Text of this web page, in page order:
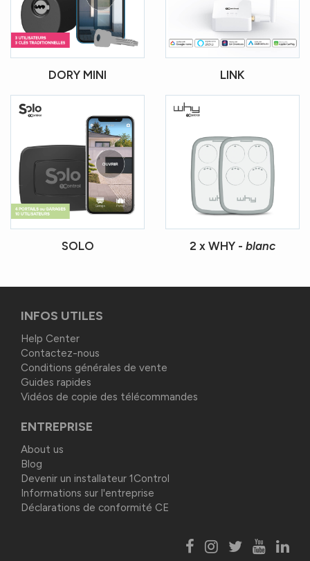
DORY MINI LINK
SOLO 2 x WHY - blanc
INFOS UTILES
Help Center
Contactez-nous
Conditions générales de vente
Guides rapides
Vidéos de copie des télécommandes
ENTREPRISE
About us
Blog
Devenir un installateur 1Control
Informations sur l'entreprise
Déclarations de conformité CE